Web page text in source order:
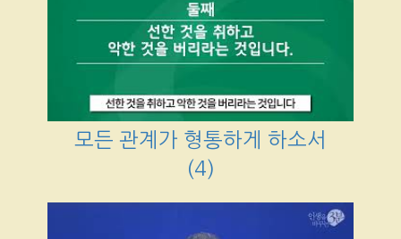
모든 관계가 형통하게 하소서
(4)